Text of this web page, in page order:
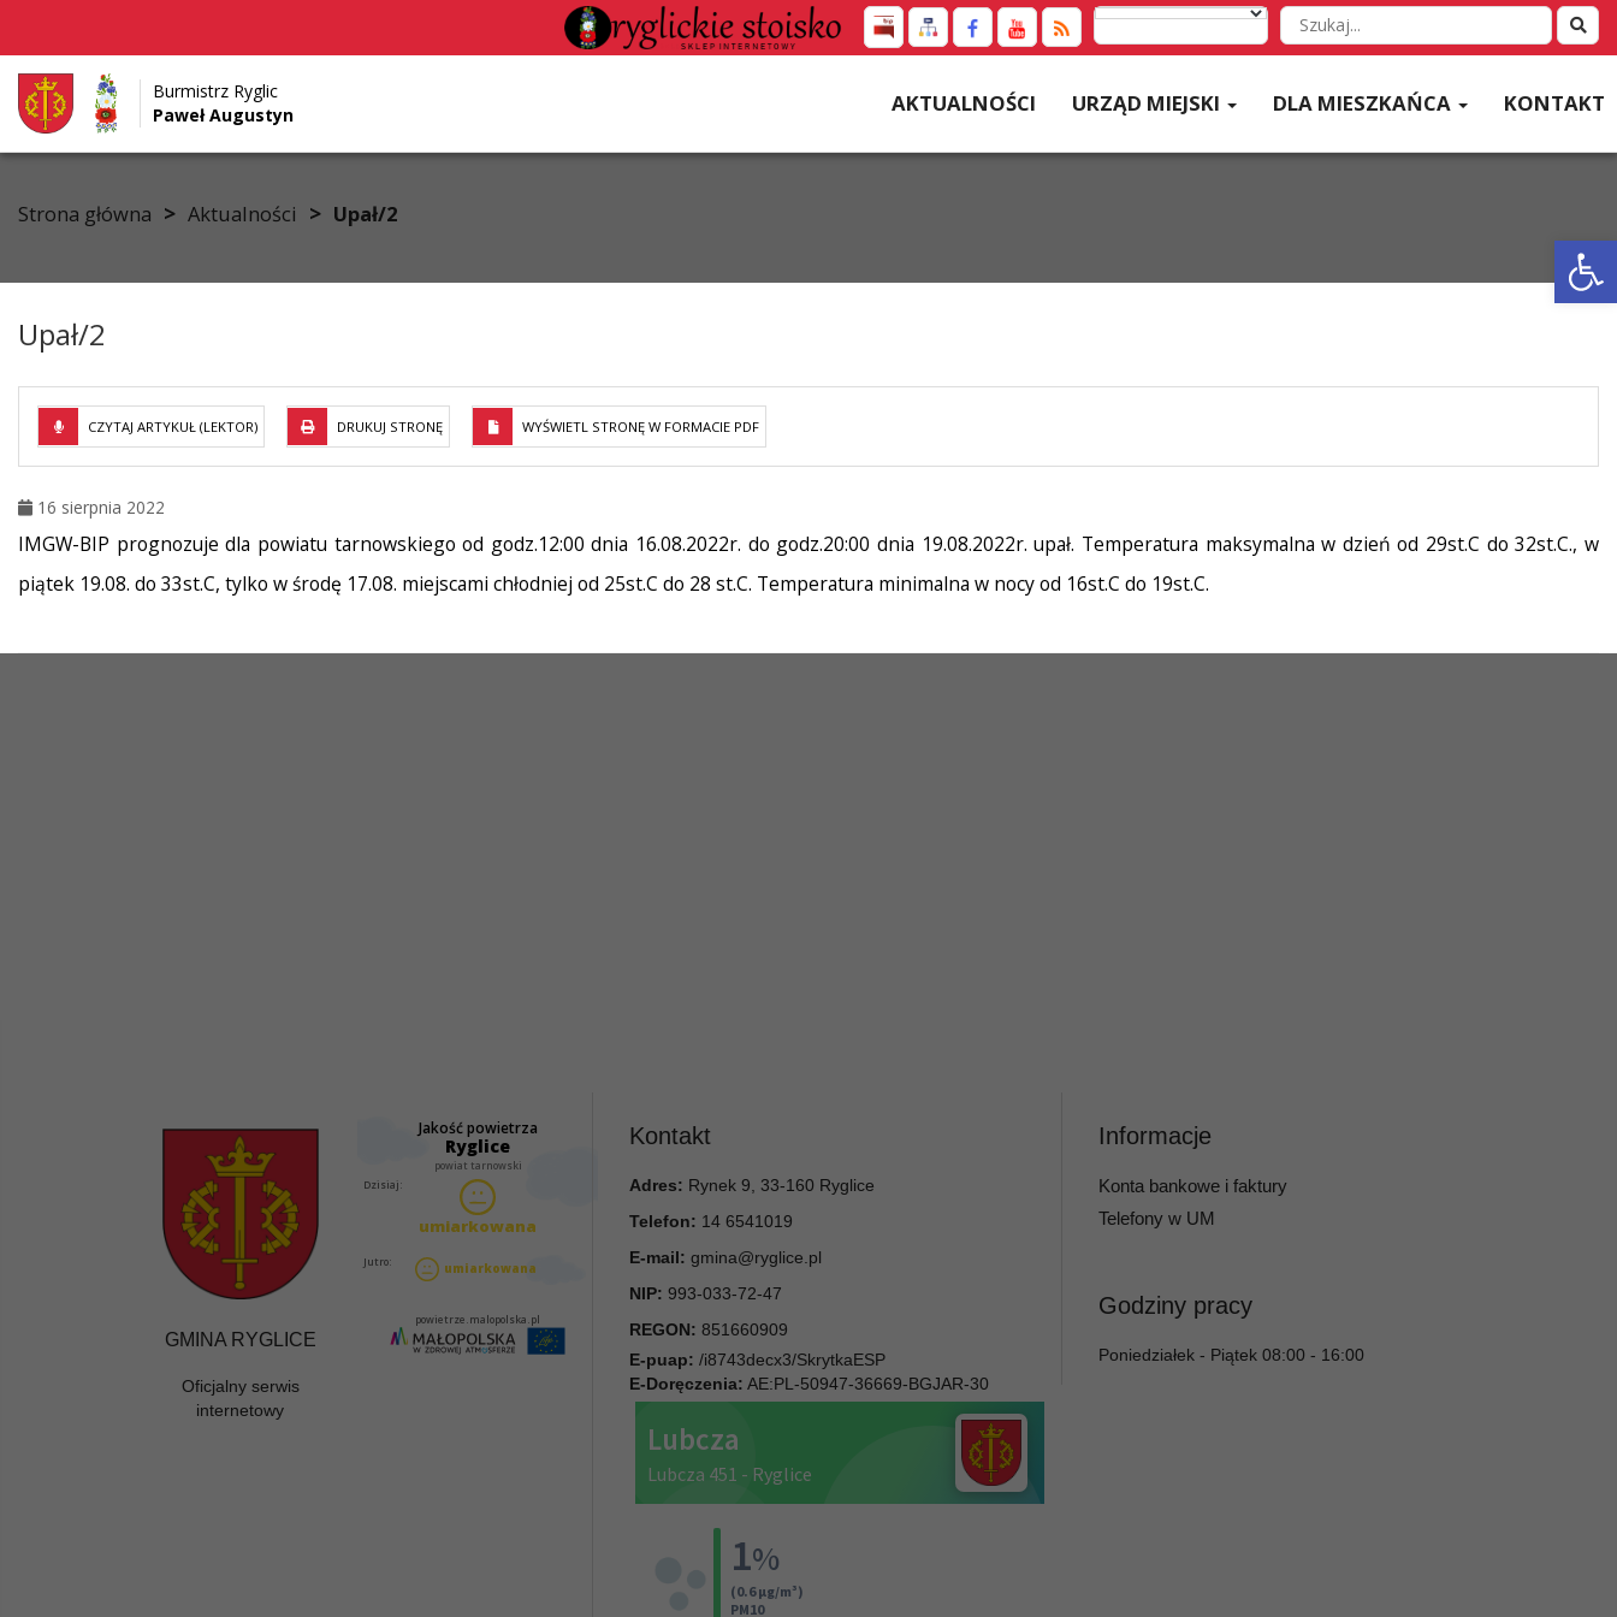
Przejdź do menu
Przejdź do głównej treści strony
Przejdź do stopki strony
Wyszukaj
w
Burmistrz Ryglic
Paweł Augustyn
AKTUALNOŚCI URZĄD MIEJSKI DLA MIESZKAŃCA KONTAKT
Strona główna > Aktualności > Upał/2
Upał/2
CZYTAJ ARTYKUŁ (LEKTOR) DRUKUJ STRONĘ WYŚWIETL STRONĘ W FORMACIE PDF
16 sierpnia 2022
IMGW-BIP prognozuje dla powiatu tarnowskiego od godz.12:00 dnia 16.08.2022r. do godz.20:00 dnia 19.08.2022r. upał. Temperatura maksymalna w dzień od 29st.C do 32st.C., w
piątek 19.08. do 33st.C, tylko w środę 17.08. miejscami chłodniej od 25st.C do 28 st.C. Temperatura minimalna w nocy od 16st.C do 19st.C.
GMINA RYGLICE
Oficjalny serwis
internetowy
Kontakt
Adres: Rynek 9, 33-160 Ryglice
Telefon: 14 6541019
E-mail: gmina@ryglice.pl
NIP: 993-033-72-47
REGON: 851660909
E-puap: /i8743decx3/SkrytkaESP
E-Doręczenia: AE:PL-50947-36669-BGJAR-30
Informacje
Konta bankowe i faktury
Telefony w UM
Godziny pracy
Poniedziałek - Piątek 08:00 - 16:00